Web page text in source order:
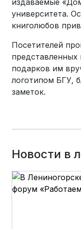
издаваемые
университета.
книголюбов
Посетителей
представленных
подарков им
логотипом БГУ,
заметок.
Новости в